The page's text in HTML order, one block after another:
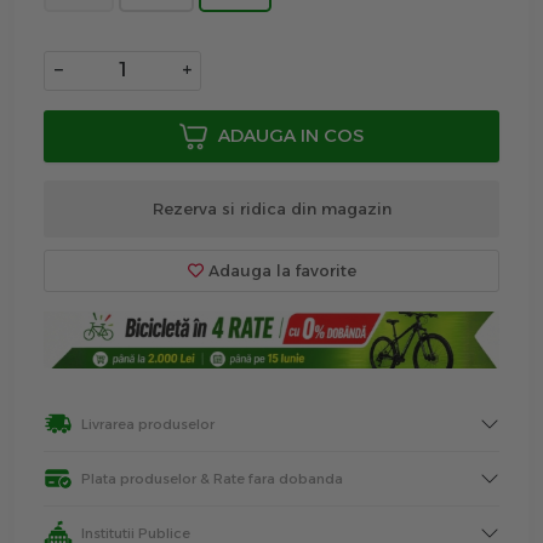
− +
ADAUGA IN COS
Rezerva si ridica din magazin
Adauga la favorite
Livrarea produselor
Plata produselor & Rate fara dobanda
Institutii Publice